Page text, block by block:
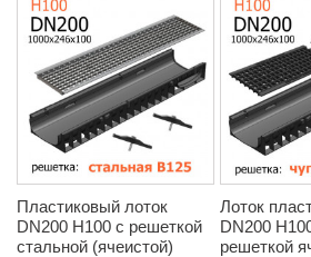
Пластиковый лоток
DN200 H100 с решеткой
стальной (ячеистой)
Лоток
DN200
решеткой